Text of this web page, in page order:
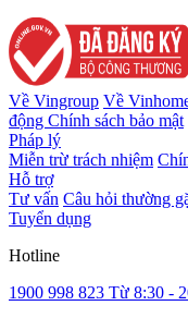
Về Vingroup Về
động Chính sách bảo mật
Pháp lý
Miễn trừ trách nhiệm
Hỗ trợ
Tư vấn Câu hỏi thường
Tuyển dụng
Hotline
1900 998 823 Từ 8:30 -